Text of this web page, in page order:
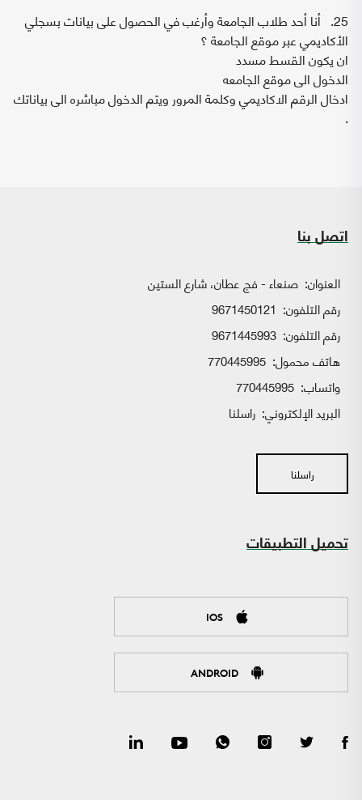
25. أنا أحد طلاب الجامعة وأرغب في الحصول على بيانات بسجلي
الأكاديمي عبر موقع الجامعة ؟
ان يكون القسط مسدد
الدخول الى موقع الجامعه
ادخال الرقم الاكاديمي وكلمة المرور ويتم الدخول مباشره الى بياناتك
.
اتصل بنا
العنوان: صنعاء - فج عطان، شارع الستين
رقم التلفون: 9671450121
رقم التلفون: 9671445993
هاتف محمول: 770445995
واتساب:
البريد الإلكتروني: راسلنا
راسلنا
تحميل التطبيقات
IOS
ANDROID